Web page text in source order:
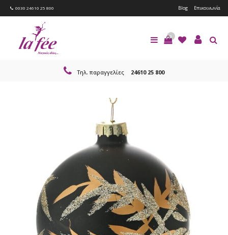
0030 24610 25 800 Blog Επικοινωνία
0
Τηλ. παραγγελίες 24610 25 800